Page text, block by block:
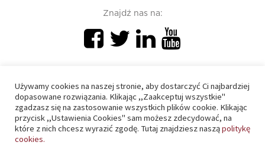
Znajdź nas na:
PIU 2020 © All right reserved
Używamy cookies na naszej stronie, aby dostarczyć Ci najbardziej
dopasowane rozwiązania. Klikając ,,Zaakceptuj wszystkie"
zgadzasz się na zastosowanie wszystkich plików cookie. Klikając
przycisk ,,Ustawienia Cookies" sam możesz zdecydować, na
które z nich chcesz wyrazić zgodę. Tutaj znajdziesz nasząpolitykę
cookies.